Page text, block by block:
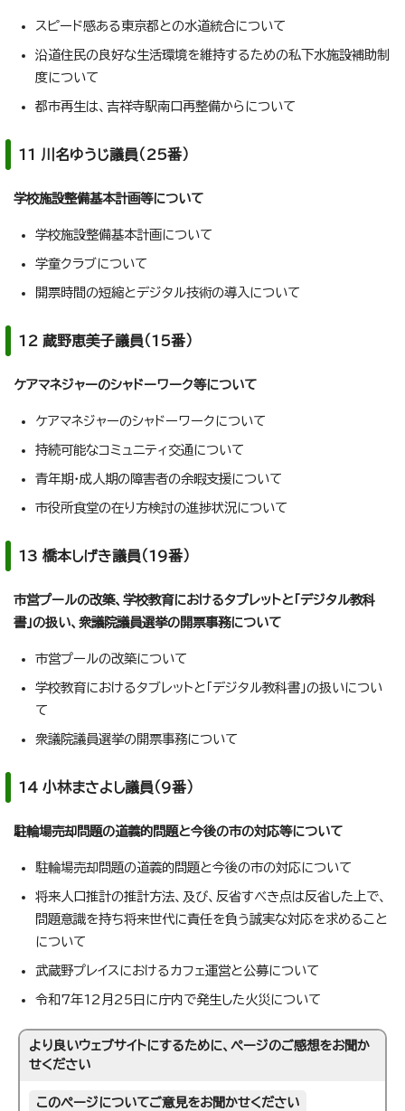
スピード感ある東京都との水道統合について
沿道住民の良好な生活環境を維持するための私下水施設補助制
度について
都市再生は、吉祥寺駅南口再整備からについて
11 川名ゆうじ議員（25番）
学校施設整備基本計画等について
学校施設整備基本計画について
学童クラブについて
開票時間の短縮とデジタル技術の導入について
12 蔵野恵美子議員（15番）
ケアマネジャーのシャドーワーク等について
ケアマネジャーのシャドーワークについて
持続可能なコミュニティ交通について
青年期・成人期の障害者の余暇支援について
市役所食堂の在り方検討の進捗状況について
13 橋本しげき議員（19番）
市営プールの改築、学校教育におけるタブレットと「デジタル教科
書」の扱い、衆議院議員選挙の開票事務について
市営プールの改築について
学校教育におけるタブレットと「デジタル教科書」の扱いについ
て
衆議院議員選挙の開票事務について
14 小林まさよし議員（9番）
駐輪場売却問題の道義的問題と今後の市の対応等について
駐輪場売却問題の道義的問題と今後の市の対応について
将来人口推計の推計方法、及び、反省すべき点は反省した上で、
問題意識を持ち将来世代に責任を負う誠実な対応を求めること
について
武蔵野プレイスにおけるカフェ運営と公募について
令和7年12月25日に庁内で発生した火災について
より良いウェブサイトにするために、ページのご感想をお聞か
せください
このページについてご意見をお聞かせください